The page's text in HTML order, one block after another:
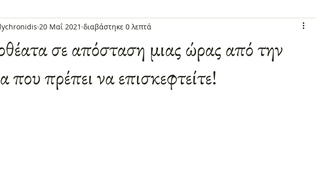
σε απόσταση μιας ώρας από την
που πρέπει να επισκεφτείτε!
20 Μαΐ 2021 διαβάστηκε 0 λεπτά